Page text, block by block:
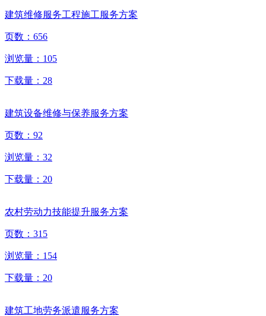
建筑维修服务工程施工服务方案
页数： 656
浏览量： 105
下载量： 28
建筑设备维修与保养服务方案
页数： 92
浏览量： 32
下载量： 20
农村劳动力技能提升服务方案
页数： 315
浏览量： 154
下载量： 20
建筑工地劳务派遣服务方案